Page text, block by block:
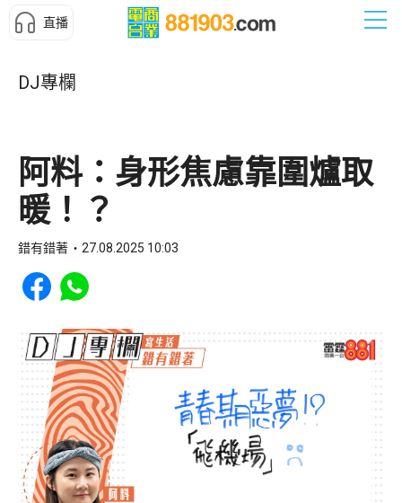
直播
DJ專欄
阿料：身形焦慮靠圍爐取
暖！？
錯有錯著 27.08.2025 10:03
Share to Facebook
Share to WhatsApp